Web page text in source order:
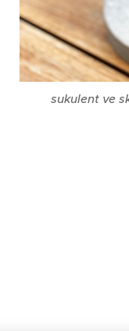
sukulent ve